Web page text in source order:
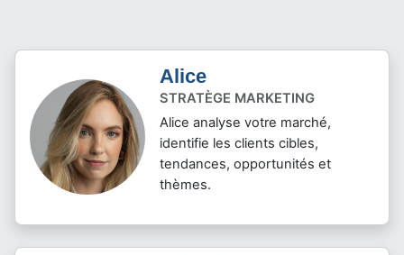
Alice
STRATÈGE MARKETING
Alice analyse votre marché,
identifie les clients cibles,
tendances, opportunités et
thèmes.